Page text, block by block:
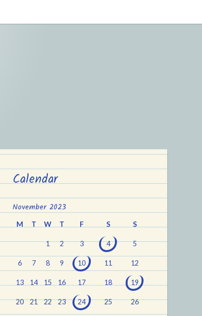
Calendar
November 2023
M T W T F S S
1 2 3 4 5
6 7 8 9 10 11 12
13 14 15 16 17 18 19
20 21 22 23 24 25 26